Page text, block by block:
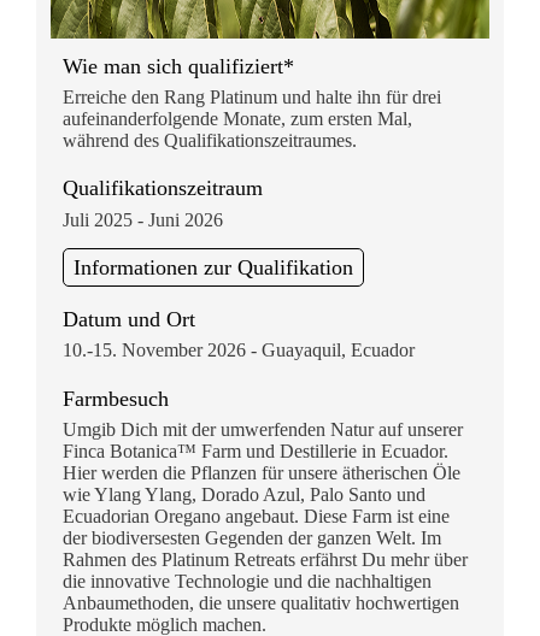
Wie man sich qualifiziert*
Erreiche den Rang Platinum und halte ihn für drei
aufeinanderfolgende Monate, zum ersten Mal,
während des Qualifikationszeitraumes.
Qualifikationszeitraum
Juli 2025 - Juni 2026
Informationen zur Qualifikation
Datum und Ort
10.-15. November 2026 - Guayaquil, Ecuador
Farmbesuch
Umgib Dich mit der umwerfenden Natur auf unserer
Finca Botanica™ Farm und Destillerie in Ecuador.
Hier werden die Pflanzen für unsere ätherischen Öle
wie Ylang Ylang, Dorado Azul, Palo Santo und
Ecuadorian Oregano angebaut. Diese Farm ist eine
der biodiversesten Gegenden der ganzen Welt. Im
Rahmen des Platinum Retreats erfährst Du mehr über
die innovative Technologie und die nachhaltigen
Anbaumethoden, die unsere qualitativ hochwertigen
Produkte möglich machen.